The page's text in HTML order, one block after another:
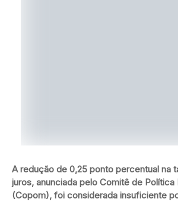
A redução de 0,25 ponto percentual na
juros, anunciada pelo Comitê de Política
(Copom), foi considerada insuficiente